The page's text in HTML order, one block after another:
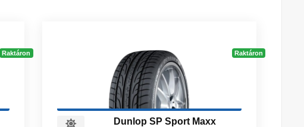
Raktáron Raktáron
Dunlop SP Sport Maxx